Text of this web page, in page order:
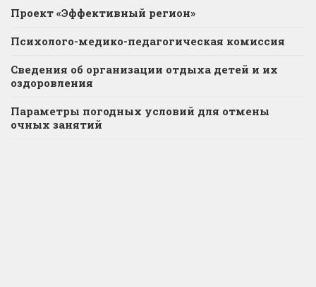
Проект «Эффективный регион»
Психолого-медико-педагогическая комиссия
Сведения об организации отдыха детей и их
оздоровления
Параметры погодных условий для отмены
очных занятий